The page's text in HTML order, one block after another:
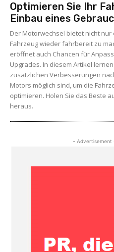
Optimieren Sie Ihr
Einbau eines
Der Motorwechsel bietet nicht nur
Fahrzeug wieder fahrbereit zu
eröffnet auch Chancen für
Upgrades. In diesem Artikel
zusätzlichen Verbesserungen
Motors möglich sind, um die
optimieren. Holen Sie das Beste
heraus.
- Advertisement